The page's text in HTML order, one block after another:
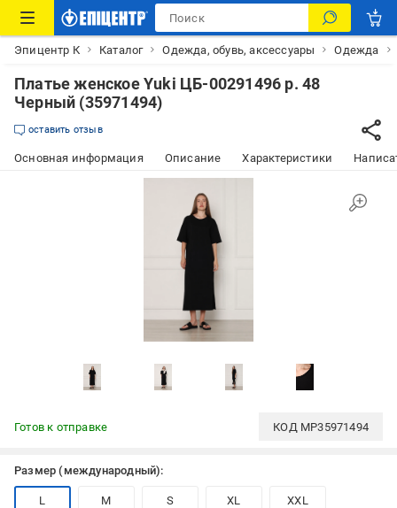
Эпицентр К Каталог Одежда, обувь, аксессуары Одежда
Платье женское Yuki ЦБ-00291496 р. 48
Черный (35971494)
оставить отзыв
Основная информация Описание Характеристики
Готов к отправке КОД MP35971494
Размер (международный):
L M S XL XXL